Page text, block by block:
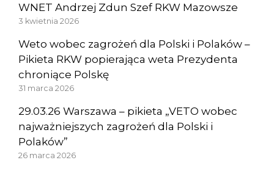
WNET Andrzej Zdun Szef RKW Mazowsze
3 kwietnia 2026
Weto wobec zagrożeń dla Polski i Polaków –
Pikieta RKW popierająca weta Prezydenta
chroniące Polskę
31 marca 2026
29.03.26 Warszawa – pikieta „VETO wobec
najważniejszych zagrożeń dla Polski i
Polaków”
26 marca 2026